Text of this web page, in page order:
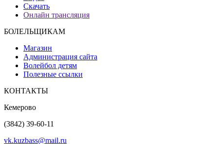
Скачать
Онлайн трансляция
БОЛЕЛЬЩИКАМ
Магазин
Администрация сайта
Волейбол детям
Полезные ссылки
КОНТАКТЫ
Кемерово
(3842) 39-60-11
vk.kuzbass@mail.ru